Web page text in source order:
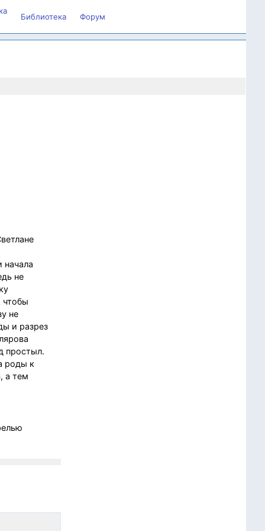
Библиотека Форум
начала
не
чтобы
не
и разрез
простыл.
роды к
а тем